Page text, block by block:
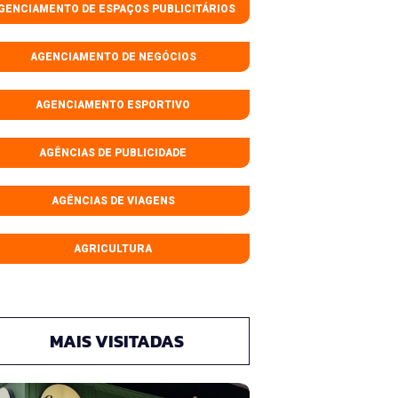
DE ESPAÇOS PUBLICITÁRIOS
AGENCIAMENTO DE NEGÓCIOS
AGENCIAMENTO ESPORTIVO
AGÊNCIAS DE PUBLICIDADE
AGÊNCIAS DE VIAGENS
AGRICULTURA
MAIS VISITADAS